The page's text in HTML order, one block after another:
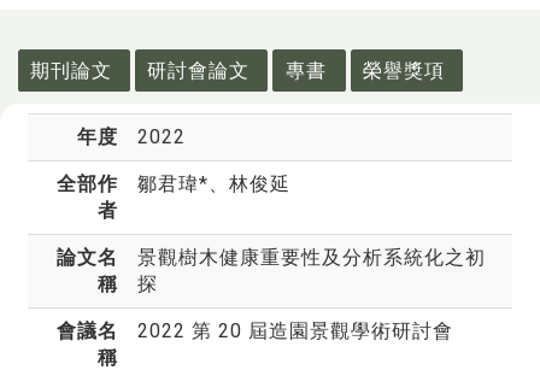
期刊論文
研討會論文 專書 榮譽獎項
年度 2022
全部作
者
鄒君瑋*、林俊延
論文名
稱
景觀樹木健康重要性及分析系統化之初
探
會議名
稱
2022 第 20 屆造園景觀學術研討會